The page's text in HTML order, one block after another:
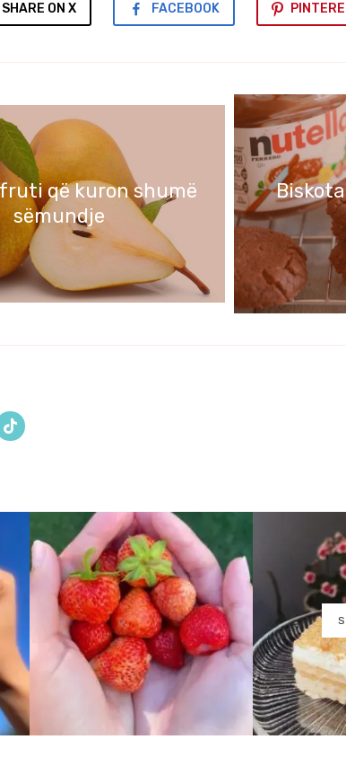
SHARE ON X FACEBOOK
që kuron shumë
sëmundje